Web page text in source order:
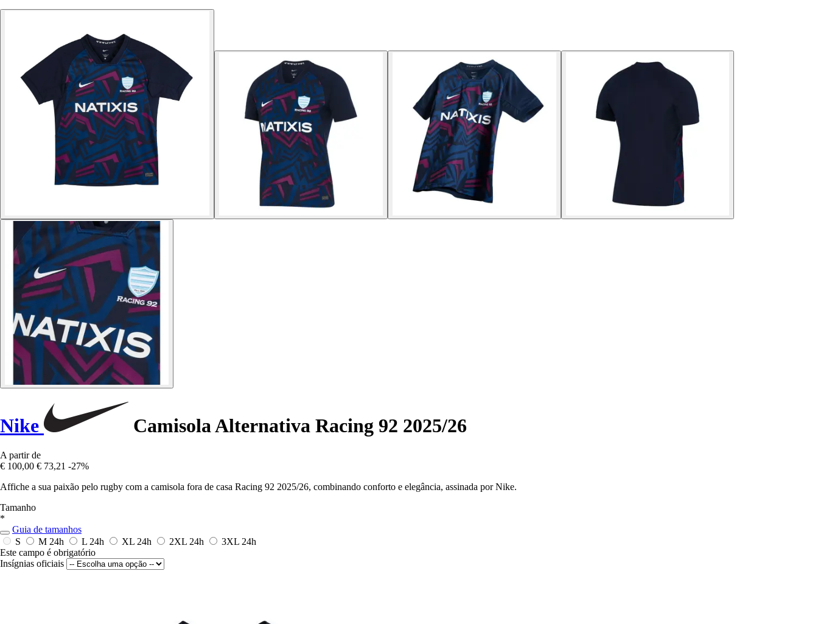
Nike Camisola Alternativa Racing 92 2025/26
A partir de
€ 100,00 € 73,21 -27%
Affiche a sua paixão pelo rugby com a camisola fora de casa Racing 92 2025/26, combinando conforto e elegância, assinada por Nike.
Tamanho
*
Guia de tamanhos
S
M 24h L 24h XL 24h 2XL 24h 3XL 24h
Este campo é obrigatório
Insígnias oficiais